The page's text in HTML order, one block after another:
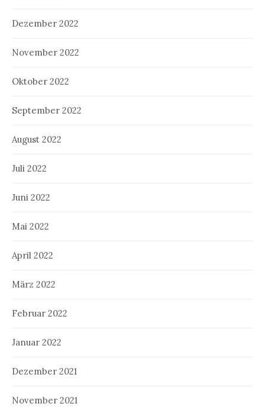
Dezember 2022
November 2022
Oktober 2022
September 2022
August 2022
Juli 2022
Juni 2022
Mai 2022
April 2022
März 2022
Februar 2022
Januar 2022
Dezember 2021
November 2021